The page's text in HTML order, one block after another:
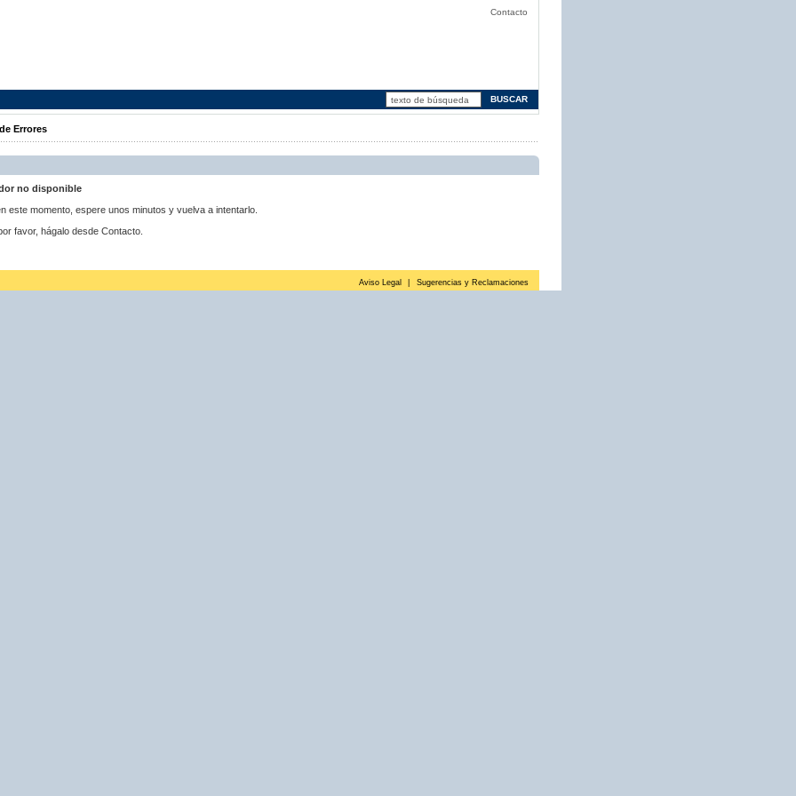
Contacto
Errores
no disponible
este momento, espere unos minutos y vuelva a intentarlo.
favor, hágalo desde Contacto.
Aviso Legal Sugerencias y Reclamaciones